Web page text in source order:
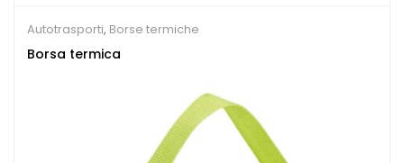
Autotrasporti, Borse termiche
Borsa termica